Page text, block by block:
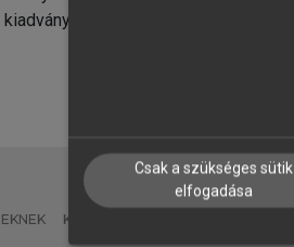
KÖNYVTÁROSOKNAK
Csak a szükséges sütik
elfogadása